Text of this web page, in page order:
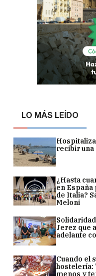
LO MÁS LEÍDO
recibir una
¿Hasta
en España
de Italia?
Meloni
Jerez que
adelante
Cuando el
menos y